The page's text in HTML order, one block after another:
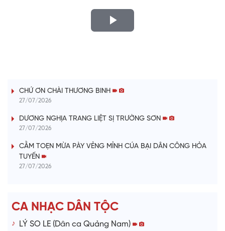
P
V
i
o
CHỨ ƠN CHÀI THƯƠNG BINH
27/07/2026
DƯƠNG NGHỊA TRANG LIỆT SỊ TRƯỜNG SƠN
27/07/2026
CẰM TOẸN MỪA PÀY VẺNG MỈNH CÚA BẠI DÂN CÔNG HỎA
TUYẾN
27/07/2026
CA NHẠC DÂN TỘC
LÝ SO LE (Dân ca Quảng Nam)